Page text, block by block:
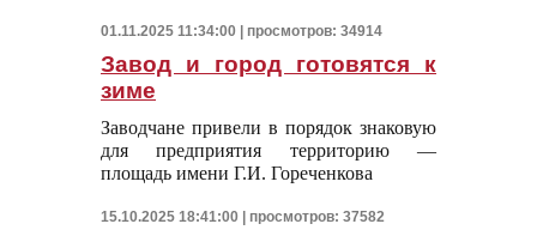
01.11.2025 11:34:00 | просмотров: 34914
Завод и город готовятся к
зиме
Заводчане привели в порядок знаковую
для предприятия территорию —
площадь имени Г.И. Гореченкова
15.10.2025 18:41:00 | просмотров: 37582